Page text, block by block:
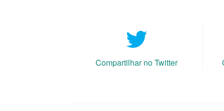
Compartilhar no Twitter